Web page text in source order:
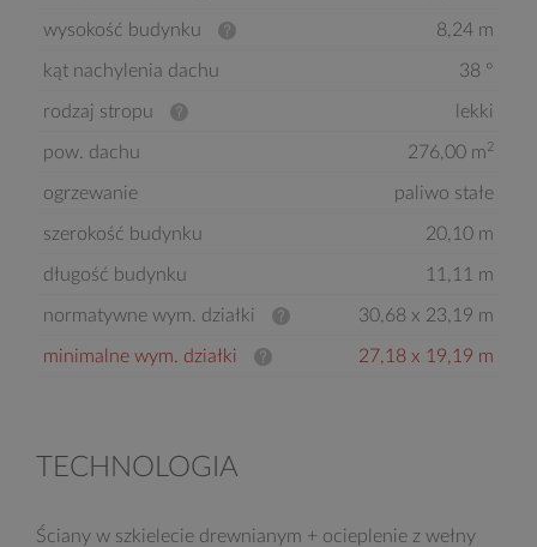
wysokość budynku 8,24 m
kąt nachylenia dachu 38 °
rodzaj stropu lekki
pow. dachu 276,00 m2
ogrzewanie paliwo stałe
szerokość budynku 20,10 m
długość budynku 11,11 m
normatywne wym. działki 30,68 x 23,19 m
minimalne wym. działki 27,18 x 19,19 m
TECHNOLOGIA
Ściany w szkielecie drewnianym + ocieplenie z wełny